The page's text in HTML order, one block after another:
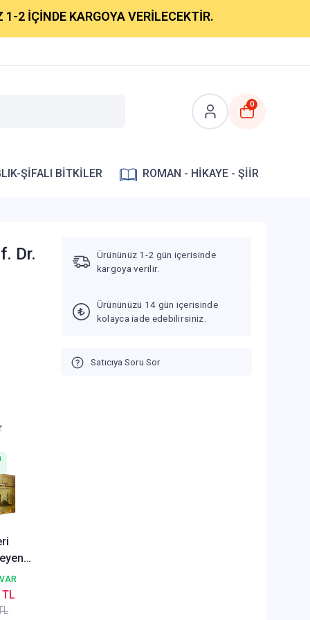
KARGOYA VERİLECEKTİR.
0
ŞİFALI BİTKİLER ROMAN - HİKAYE - ŞİİR
Dr.
Ürününüz 1-2 gün içerisinde
kargoya verilir.
Ürününüzü 14 gün içerisinde
kolayca iade edebilirsiniz.
Satıcıya Soru Sor